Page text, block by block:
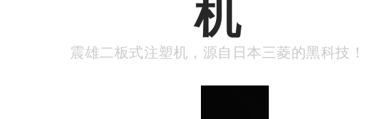
机
震雄二板式注塑机，源自日本三菱的黑科技！